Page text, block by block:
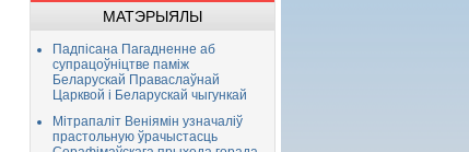
МАТЭРЫЯЛЫ
Падпісана Пагадненне аб
супрацоўніцтве паміж
Беларускай Праваслаўнай
Царквой і Беларускай чыгункай
Мітрапаліт Веніямін узначаліў
прастольную ўрачыстасць